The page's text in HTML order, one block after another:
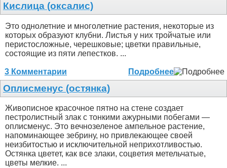
Кислица (оксалис)
Это однолетние и многолетние растения, некоторые из
которых образуют клубни. Листья у них тройчатые или
перистосложные, черешковые; цветки правильные,
состоящие из пяти лепестков. ...
3 Комментарии Подробнее
Оплисменус (остянка)
Живописное красочное пятно на стене создает
пестролистный злак с тонкими ажурными побегами —
оплисменус. Это вечнозеленое ампельное растение,
напоминающее зебрину, но привлекающее своей
неизбитостью и исключительной неприхотливостью.
Остянка цветет, как все злаки, соцветия метельчатые,
цветы мелкие. ...